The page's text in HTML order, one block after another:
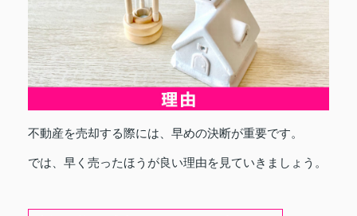
不動産を売却する際には、早めの決断が重要です。
では、早く売ったほうが良い理由を見ていきましょう。